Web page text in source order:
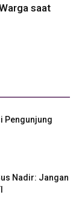
saat
Pengunjung
Nadir: Jangan